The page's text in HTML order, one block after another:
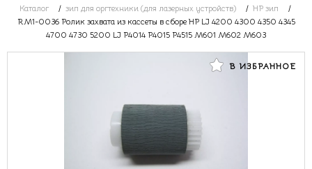
Каталог / зип для оргтехники (для лазерных устройств) / HP зип
/
RM1-0036 Ролик захвата из кассеты в сборе HP LJ 4200 4300 4350 4345
4700 4730 5200 LJ P4014 P4015 P4515 M601 M602 M603
В ИЗБРАННОЕ